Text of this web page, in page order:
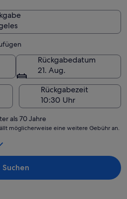
Rückgabedatum
21. Aug.
Rückgabezeit
als 70 Jahre
möglicherweise eine weitere Gebühr an.
Suchen